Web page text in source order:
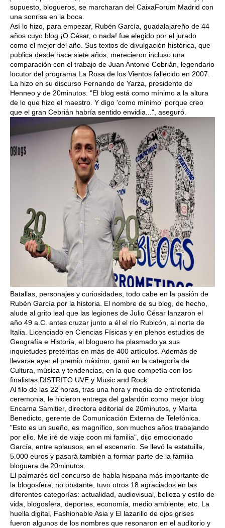
supuesto, blogueros, se marcharan del CaixaForum Madrid con
una sonrisa en la boca.
Así lo hizo, para empezar, Rubén García, guadalajareño de 44
años cuyo blog ¡O César, o nada! fue elegido por el jurado
como el mejor del año. Sus textos de divulgación histórica, que
publica desde hace siete años, merecieron incluso una
comparación con el trabajo de Juan Antonio Cebrián, legendario
locutor del programa La Rosa de los Vientos fallecido en 2007.
La hizo en su discurso Fernando de Yarza, presidente de
Henneo y de 20minutos. "El blog está como mínimo a la altura
de lo que hizo el maestro. Y digo 'como mínimo' porque creo
que el gran Cebrián habría sentido envidia...", aseguró.
Batallas, personajes y curiosidades, todo cabe en la pasión de
Rubén García por la historia. El nombre de su blog, de hecho,
alude al grito leal que las legiones de Julio César lanzaron el
año 49 a.C. antes cruzar junto a él el río Rubicón, al norte de
Italia. Licenciado en Ciencias Físicas y en plenos estudios de
Geografía e Historia, el bloguero ha plasmado ya sus
inquietudes pretéritas en más de 400 artículos. Además de
llevarse ayer el premio máximo, ganó en la categoría de
Cultura, música y tendencias, en la que competía con los
finalistas DISTRITO UVE y Music and Rock.
Al filo de las 22 horas, tras una hora y media de entretenida
ceremonia, le hicieron entrega del galardón como mejor blog
Encarna Samitier, directora editorial de 20minutos, y Marta
Benedicto, gerente de Comunicación Externa de Telefónica.
"Esto es un sueño, es magnífico, son muchos años trabajando
por ello. Me iré de viaje coon mi familia", dijo emocionado
García, entre aplausos, en el escenario. Se llevó la estatuilla,
5.000 euros y pasará también a formar parte de la familia
bloguera de 20minutos.
El palmarés del concurso de habla hispana más importante de
la blogosfera, no obstante, tuvo otros 18 agraciados en las
diferentes categorías: actualidad, audiovisual, belleza y estilo de
vida, blogosfera, deportes, economía, medio ambiente, etc. La
huella digital, Fashionable Asia y El lazarillo de ojos grises
fueron algunos de los nombres que resonaron en el auditorio y